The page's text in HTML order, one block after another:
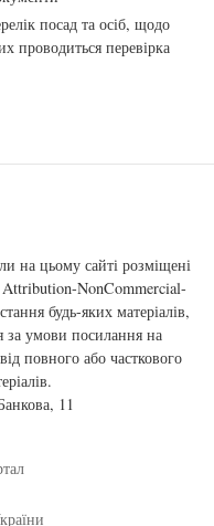
посад та осіб, щодо
проводиться перевірка
на цьому сайті розміщені
NonCommercial-
будь-яких матеріалів,
за умови посилання на
повного або часткового
11